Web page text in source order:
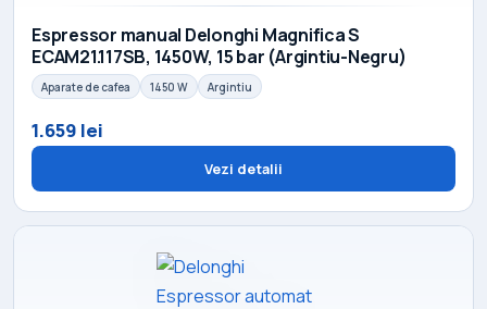
Espressor manual Delonghi Magnifica S
ECAM21.117SB, 1450W, 15 bar (Argintiu-Negru)
Aparate de cafea 1450 W Argintiu
1.659 lei
Vezi detalii